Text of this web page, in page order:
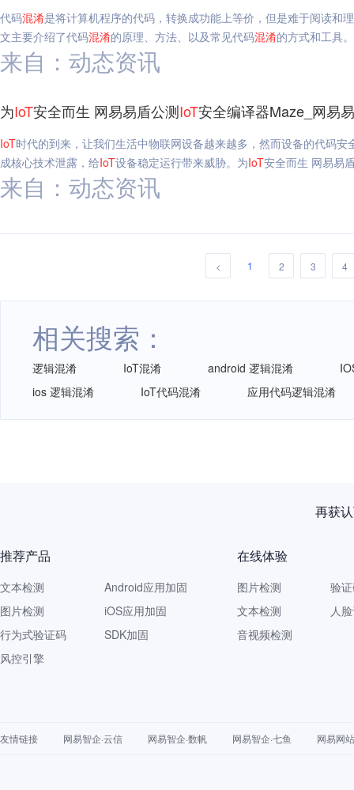
代码混淆是将计算机程序的代码，转换成功能上等价，但是难于阅读和
文主要介绍了代码混淆的原理、方法、以及常见代码混淆的方式和工具
来自：动态资讯
为IoT安全而生 网易易盾公测IoT安全编译器Maze_网易
IoT时代的到来，让我们生活中物联网设备越来越多，然而设备的代码
成核心技术泄露，给IoT设备稳定运行带来威胁。为IoT安全而生 网易易
来自：动态资讯
< 1 2 3 4
相关搜索：
逻辑混淆 IoT混淆 android 逻辑混淆
ios 逻辑混淆
IoT代码混淆 应用代码逻辑混淆
再获
推荐产品
文本检测
图片检测
行为式验证码
风控引擎
Android应用加固
iOS应用加固
SDK加固
在线体验
图片检测
文本检测
音视频检测
验
人
友情链接 网易智企·云信 网易智企·数帆 网易智企·七鱼 网易网